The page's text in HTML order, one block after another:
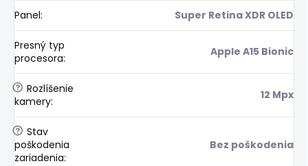
Panel: Super Retina XDR OLED
Presný typ
procesora: Apple A15 Bionic
? Rozlíšenie
kamery: 12 Mpx
? Stav
poškodenia
zariadenia:
Bez poškodenia